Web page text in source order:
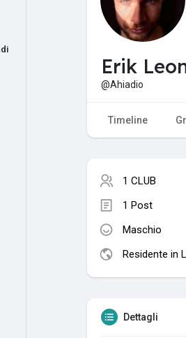
Erik
@Ahiadio
Timeline
1 CLUB
1 Post
Maschio
Residente in
Dettagli